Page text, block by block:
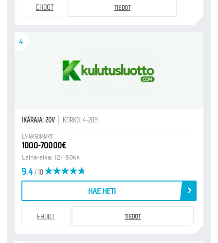
EHDOT TIEDOT
4
IKÄRAJA: 20V KORKO: 4-20%
LAINASUMMAT
1000-70000€
Laina-aika: 12-180kk
9.4/ 10
HAE HETI
EHDOT TIEDOT